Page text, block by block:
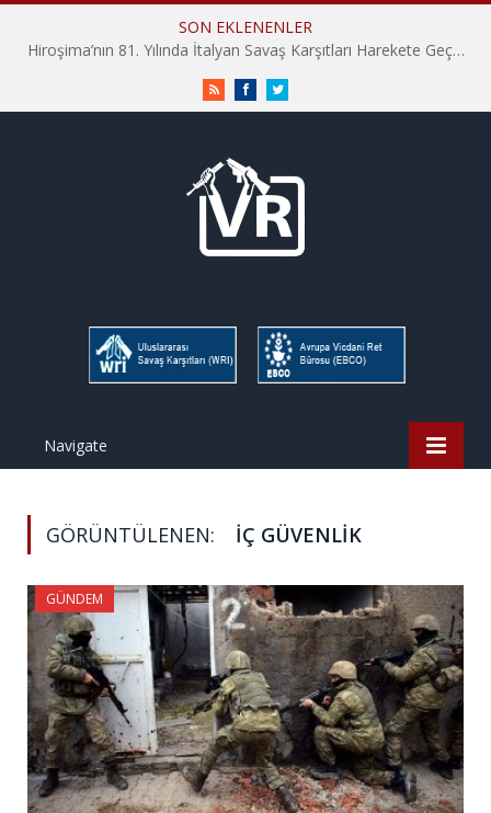
SON EKLENENLER
Hiroşima’nın 81. Yılında İtalyan Savaş Karşıtları Harekete Geçti: “Hatırlamak yeterli değil”
RSS FacebookTwitter
Navigate
GÖRÜNTÜLENEN: IÇ GÜVENLIK
GÜNDEM